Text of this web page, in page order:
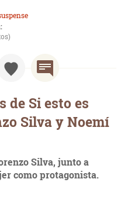
de Si esto es
Silva y Noemí
Silva, junto a
como protagonista.